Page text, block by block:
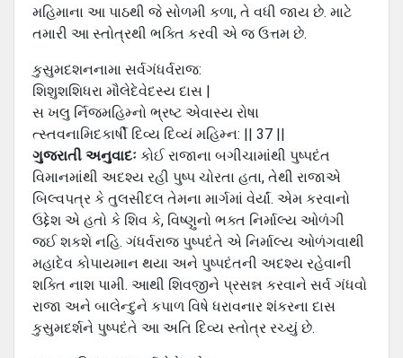
મહિમાના આ પાઠથી જે સોળમી કળા, તે વધી જાય છે. માટે
તમારી આ સ્તોત્રથી ભક્તિ કરવી એ જ ઉત્તમ છે.
કુસુમદશનનામા સર્વગંધર્વરાજ:
શિશુશશિધરા મૌલેદેવેદસ્ય દાસ |
સ ખલુ ર્નિજમહિમ્નો ભ્રષ્ટ એવાસ્ય રોષા
ત્સ્તવનામિદકાર્ષી દિવ્ય દિવ્યં મહિમ્ન: || 37 ||
ગુજરાતી અનુવાદઃ કોઈ રાજાના બગીચામાંથી પુષ્પદંત
વિમાનમાંથી અદશ્ય રહી પુષ્પ ચોરતા હતા, તેથી રાજાએ
બિલ્વપત્ર કે તુલસીદલ તેમના માર્ગમાં વેર્યાં. એમ કરવાનો
ઉદ્દેશ એ હતો કે શિવ કે, વિષ્ણુનો ભક્ત નિર્માલ્ય ઓળંગી
જઈ શકશે નહિ. ગંધર્વરાજ પુષ્પદંતે એ નિર્માલ્ય ઓળંગવાથી
મહાદેવ કોપાયમાન થયા અને પુષ્પદંતની અદશ્ય રહેવાની
શક્તિ નાશ પામી. આથી શિવજીને પ્રસન્ન કરવાને સર્વ ગંધવો
રાજા અને બાલેન્દુને કપાળ વિષે ધરાવનાર શંકરના દાસ
કુસુમદર્શને પુષ્પદંતે આ અતિ દિવ્ય સ્તોત્ર રચ્યું છે.